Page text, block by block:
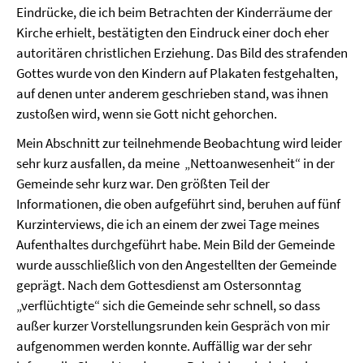
Eindrücke, die ich beim Betrachten der Kinderräume der
Kirche erhielt, bestätigten den Eindruck einer doch eher
autoritären christlichen Erziehung. Das Bild des strafenden
Gottes wurde von den Kindern auf Plakaten festgehalten,
auf denen unter anderem geschrieben stand, was ihnen
zustoßen wird, wenn sie Gott nicht gehorchen.
Mein Abschnitt zur teilnehmende Beobachtung wird leider
sehr kurz ausfallen, da meine „Nettoanwesenheit“ in der
Gemeinde sehr kurz war. Den größten Teil der
Informationen, die oben aufgeführt sind, beruhen auf fünf
Kurzinterviews, die ich an einem der zwei Tage meines
Aufenthaltes durchgeführt habe. Mein Bild der Gemeinde
wurde ausschließlich von den Angestellten der Gemeinde
geprägt. Nach dem Gottesdienst am Ostersonntag
„verflüchtigte“ sich die Gemeinde sehr schnell, so dass
außer kurzer Vorstellungsrunden kein Gespräch von mir
aufgenommen werden konnte. Auffällig war der sehr